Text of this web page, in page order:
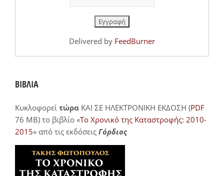
Delivered by FeedBurner
ΒΙΒΛΙΑ
Κυκλοφορεί τώρα ΚΑΙ ΣΕ ΗΛΕΚΤΡΟΝΙΚΗ ΕΚΔΟΣΗ (PDF
76 MB) το βιβλίο «Το Χρονικό της Καταστροφής: 2010-
2015» από τις εκδόσεις Γόρδιος